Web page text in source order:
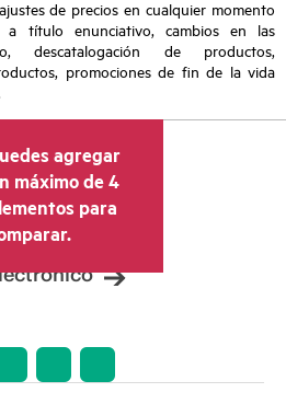
de precios en cualquier momento
título enunciativo, cambios en las
descatalogación de productos,
promociones de fin de la vida
agregar
máximo de 4
para